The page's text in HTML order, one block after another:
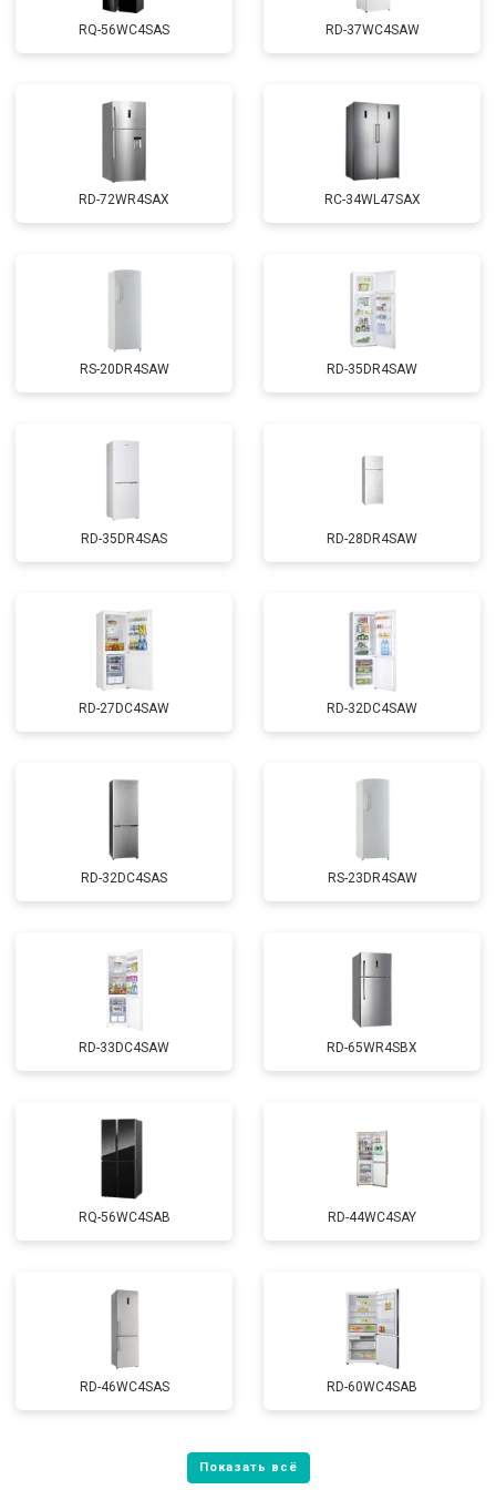
RQ-56WC4SAS RD-37WC4SAW
RD-72WR4SAX RС-34WL47SAX
RS-20DR4SAW RD-35DR4SAW
RD-35DR4SAS RD-28DR4SAW
RD-27DC4SAW RD-32DC4SAW
RD-32DC4SAS RS-23DR4SAW
RD-33DC4SAW RD-65WR4SBX
RQ-56WC4SAB RD-44WC4SAY
RD-46WC4SAS RD-60WC4SAB